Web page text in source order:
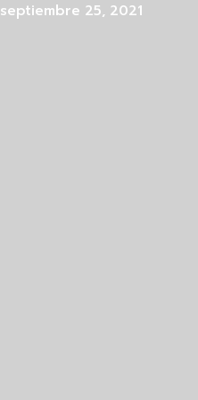
septiembre 25, 2021